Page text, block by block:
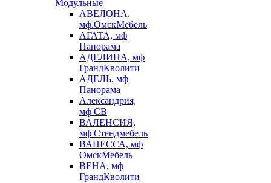
Модульные
АВЕЛОНА,
мф.ОмскМебель
АГАТА, мф
Панорама
АДЕЛИНА, мф
ГрандКволити
АДЕЛЬ, мф
Панорама
Александрия,
мф СВ
ВАЛЕНСИЯ,
мф Стендмебель
ВАНЕССА, мф
ОмскМебель
ВЕНА, мф
ГрандКволити